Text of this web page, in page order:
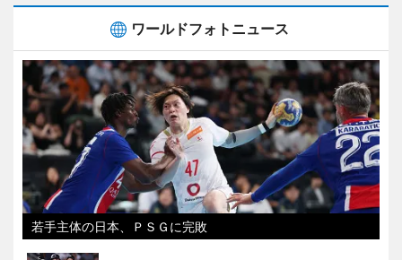
ワールドフォトニュース
若手主体の日本、ＰＳＧに完敗